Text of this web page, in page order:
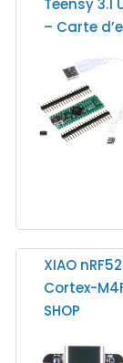
Teensy 3.1
– Carte
XIAO
Cortex-
SHOP